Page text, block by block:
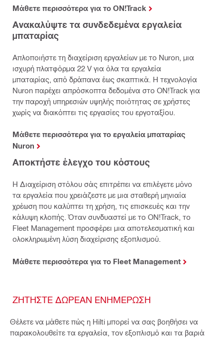
Μάθετε περισσότερα για το ON!Track
Ανακαλύψτε τα συνδεδεμένα εργαλεία
μπαταρίας
Απλοποιήστε τη διαχείριση εργαλείων με το Nuron, μια
ισχυρή πλατφόρμα 22 V για όλα τα εργαλεία
μπαταρίας, από δράπανα έως σκαπτικά. Η τεχνολογία
Nuron παρέχει απρόσκοπτα δεδομένα στο ON!Track για
την παροχή υπηρεσιών υψηλής ποιότητας σε χρήστες
χωρίς να διακόπτει τις εργασίες του εργοταξίου.
Μάθετε περισσότερα για το εργαλεία μπαταρίας
Nuron
Αποκτήστε έλεγχο του κόστους
Η Διαχείριση στόλου σάς επιτρέπει να επιλέγετε μόνο
τα εργαλεία που χρειάζεστε με μια σταθερή μηνιαία
χρέωση που καλύπτει τη χρήση, τις επισκευές και την
κάλυψη κλοπής. Όταν συνδυαστεί με το ON!Track, το
Fleet Management προσφέρει μια αποτελεσματική και
ολοκληρωμένη λύση διαχείρισης εξοπλισμού.
Μάθετε περισσότερα για το Fleet Management
ΖΗΤΉΣΤΕ ΔΩΡΕΆΝ ΕΝΗΜΈΡΩΣΗ
Θέλετε να μάθετε πώς η Hilti μπορεί να σας βοηθήσει να
παρακολουθείτε τα εργαλεία, τον εξοπλισμό και τα βαριά